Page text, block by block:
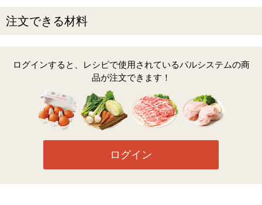
注文できる材料
ログインすると、レシピで使用されているパルシステムの商
品が注文できます！
ログイン